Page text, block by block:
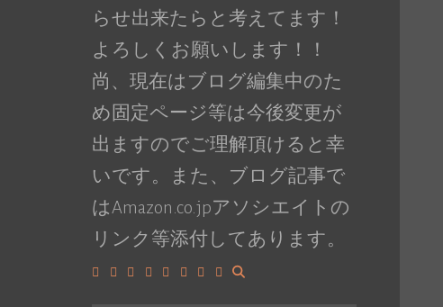
らせ出来たらと考えてます！
よろしくお願いします！！
尚、現在はブログ編集中のた
め固定ページ等は今後変更が
出ますのでご理解頂けると幸
いです。また、ブログ記事で
はAmazon.co.jpアソシエイトの
リンク等添付してあります。